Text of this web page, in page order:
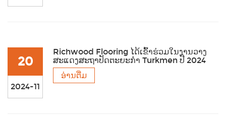
20
2024-11
Richwood Flooring ໄດ້ເຂົ້າຮ່ວມໃນງານວາງ
ສະແດງສະຖາປັດຕະຍະກຳ Turkmen ປີ 2024
ອ່ານຕື່ມ